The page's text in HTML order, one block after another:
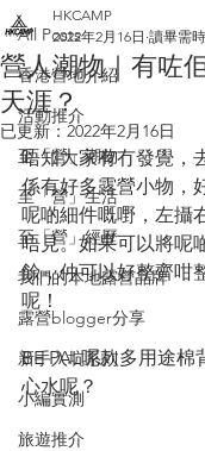
All Posts
香港營地介紹
活動推介
至「營」潮物
至「營」生活
至「營」經歷
我們的本地露營品牌
露營blogger分享
新手入坑系列
小編實測
旅遊推介
營人潮物｜有咗
天涯？
HKCAMP
2022年2月16日 讀畢需
已更新： 2022年2月16日
唔知大家有冇發覺，
係有好多露營小物，
呢啲細件嘅嘢，左攝
唔見。如果可以將呢
餘，仲可以好整齊咁
呢！
BE PAL呢款多用途
心水呢？